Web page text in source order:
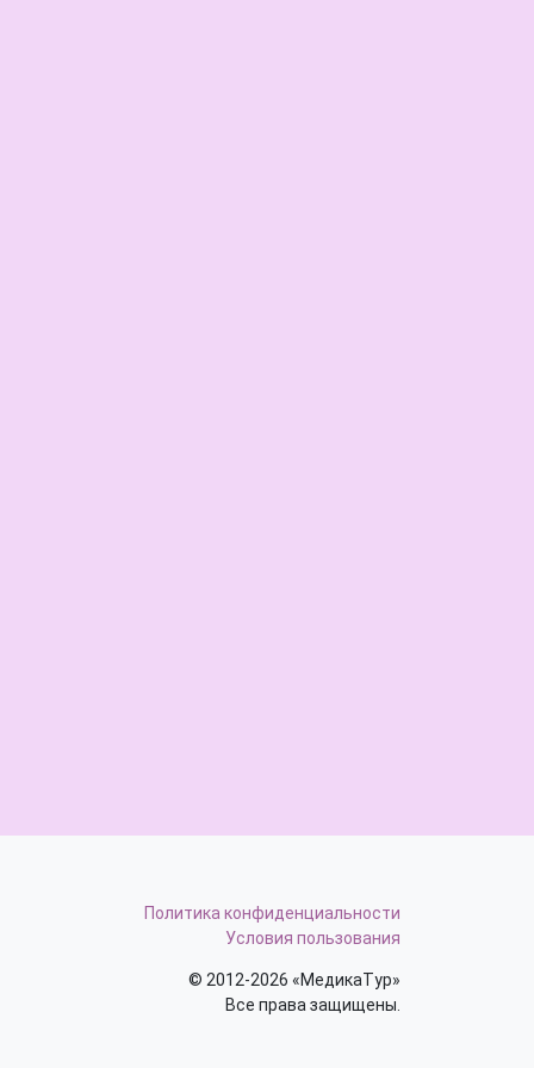
Политика конфиденциальности
Условия пользования
© 2012-2026 «МедикаТур»
Все права защищены.